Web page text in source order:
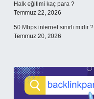
Halk eğitimi kaç para ?
Temmuz 22, 2026
50 Mbps internet sınırlı mıdır ?
Temmuz 20, 2026